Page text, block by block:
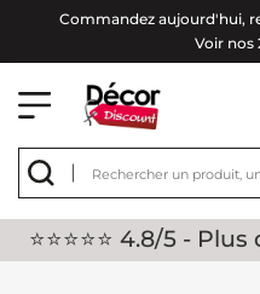
Commandez aujourd'hui,
Voir nos
⭐⭐⭐⭐⭐ 4.8/5 -